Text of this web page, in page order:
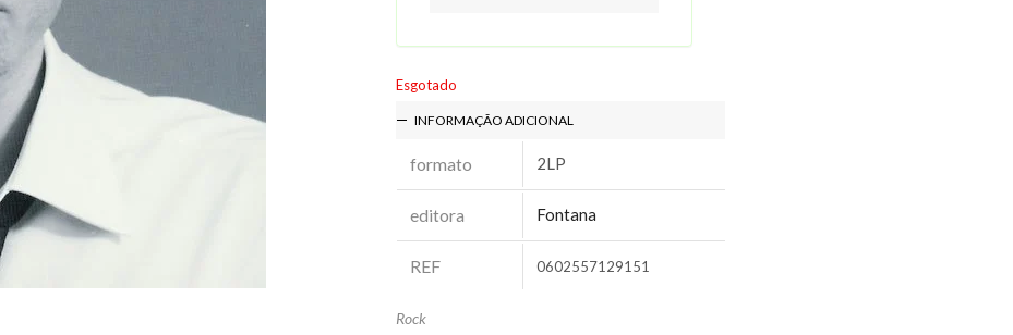
Esgotado
INFORMAÇÃO ADICIONAL
formato 2LP
editora Fontana
REF 0602557129151
Rock